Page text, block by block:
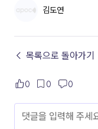
김도연
← 목록으로 돌아가기
0 0 0